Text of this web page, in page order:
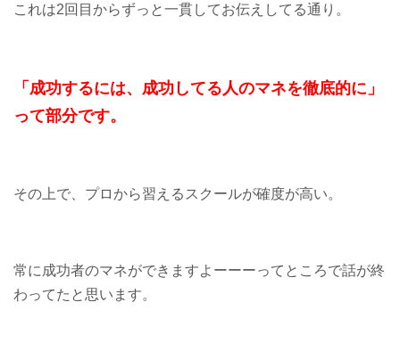
これは2回目からずっと一貫してお伝えしてる通り。
「成功するには、成功してる人のマネを徹底的に」
って部分です。
その上で、プロから習えるスクールが確度が高い。
常に成功者のマネができますよーーーってところで話が終
わってたと思います。